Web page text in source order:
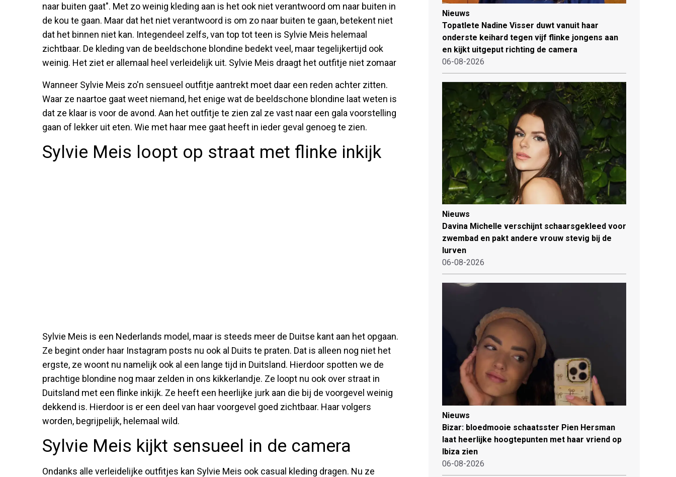
naar buiten gaat". Met zo weinig kleding aan is het ook niet verantwoord om naar buiten in
de kou te gaan. Maar dat het niet verantwoord is om zo naar buiten te gaan, betekent niet
dat het binnen niet kan. Integendeel zelfs, van top tot teen is Sylvie Meis helemaal
zichtbaar. De kleding van de beeldschone blondine bedekt veel, maar tegelijkertijd ook
weinig. Het ziet er allemaal heel verleidelijk uit. Sylvie Meis draagt het outfitje niet zomaar
Wanneer Sylvie Meis zo'n sensueel outfitje aantrekt moet daar een reden achter zitten.
Waar ze naartoe gaat weet niemand, het enige wat de beeldschone blondine laat weten is
dat ze klaar is voor de avond. Aan het outfitje te zien zal ze vast naar een gala voorstelling
gaan of lekker uit eten. Wie met haar mee gaat heeft in ieder geval genoeg te zien.
Sylvie Meis loopt op straat met flinke inkijk
Sylvie Meis is een Nederlands model, maar is steeds meer de Duitse kant aan het opgaan.
Ze begint onder haar Instagram posts nu ook al Duits te praten. Dat is alleen nog niet het
ergste, ze woont nu namelijk ook al een lange tijd in Duitsland. Hierdoor spotten we de
prachtige blondine nog maar zelden in ons kikkerlandje. Ze loopt nu ook over straat in
Duitsland met een flinke inkijk. Ze heeft een heerlijke jurk aan die bij de voorgevel weinig
dekkend is. Hierdoor is er een deel van haar voorgevel goed zichtbaar. Haar volgers
worden, begrijpelijk, helemaal wild.
Sylvie Meis kijkt sensueel in de camera
Ondanks alle verleidelijke outfitjes kan Sylvie Meis ook casual kleding dragen. Nu ze
Nieuws
Topatlete Nadine Visser duwt vanuit haar
onderste keihard tegen vijf flinke jongens aan
en kijkt uitgeput richting de camera
06-08-2026
Nieuws
Davina Michelle verschijnt schaarsgekleed voor
zwembad en pakt andere vrouw stevig bij de
lurven
06-08-2026
Nieuws
Bizar: bloedmooie schaatsster Pien Hersman
laat heerlijke hoogtepunten met haar vriend op
Ibiza zien
06-08-2026